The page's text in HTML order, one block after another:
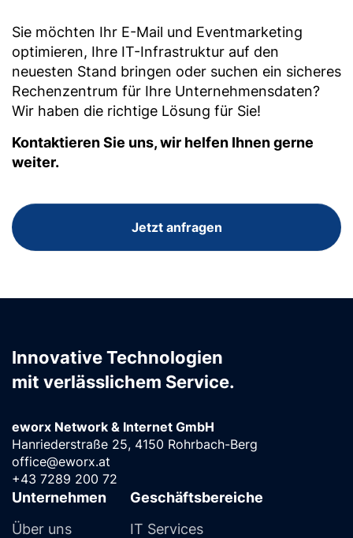
Sie möchten Ihr E-Mail und Eventmarketing
optimieren, Ihre IT-Infrastruktur auf den
neuesten Stand bringen oder suchen ein sicheres
Rechenzentrum für Ihre Unternehmensdaten?
Wir haben die richtige Lösung für Sie!
Kontaktieren Sie uns, wir helfen Ihnen gerne
weiter.
Jetzt anfragen
Innovative Technologien
mit verlässlichem Service.
eworx Network & Internet GmbH
Hanriederstraße 25, 4150 Rohrbach-Berg
office@eworx.at
+43 7289 200 72
Unternehmen
Über uns
Geschäftsbereiche
IT Services